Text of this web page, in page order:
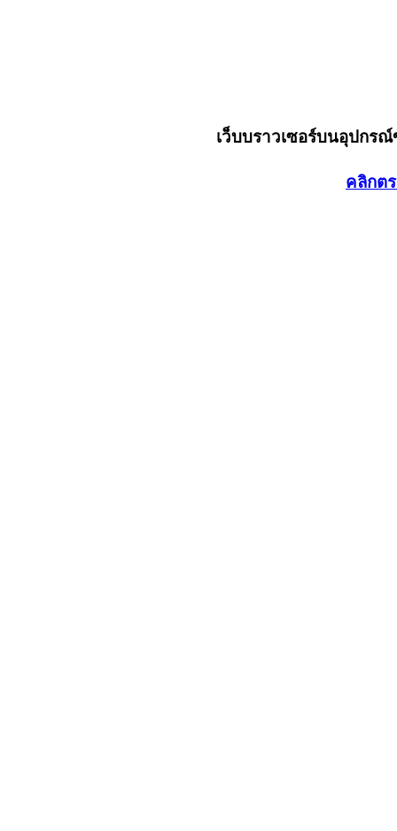
เว็บบราวเซอร์บนอุปกร
คลิกต